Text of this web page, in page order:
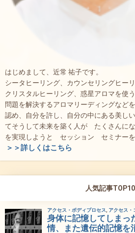
はじめまして、近常 祐子です。
シータヒーリング、カウンセリングヒー
クリスタルヒーリング、惑星アロマを使
問題を解決するアロマリーディングなど
認め、自分を許し、自分の中にある美し
てそうして未来を築く人が たくさんに
を実現しようと セッション セミナーを
＞＞詳しくはこちら
人気記事TOP10